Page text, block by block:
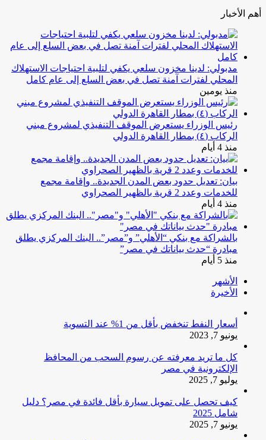
أهم الأخبار
مدبولي: لدينا مخزون سلعي يكفي لتلبية احتياجات الاستهلاك
المحلي لفترات آمنة تصل في بعض السلع إلى عام كامل
منذ يومين
رئيس الوزراء يستعرض الموقف التنفيذي لمشروع مبني
الركاب (٤) بمطار القاهرة الدولي
منذ 4 أيام
بيان: تعديل حدود بعض المدن الجديدة.. وإقامة مجمع
للخدمات وعدد 2 قرية بالظهير الصحراوي
منذ 4 أيام
بالشراكة مع بنكي “الأهلي” و”مصر”.. البنك المركزي يطلق
مبادرة “حدث بياناتك في مصر”
منذ 5 أيام
الأشهر
الأخيرة
أسعار النفط تنخفض بأقل من 1% عند التسوية
يونيو 7, 2023
كل ما تريد معرفته عن رسوم السحب من المحافظ
الإلكترونية في مصر
يوليو 7, 2025
كيف تحصل على تمويل سيارة بأقل فائدة في مصر؟ دليل
شامل 2025
يونيو 7, 2025